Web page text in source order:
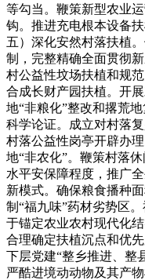
等勾当。鞭策新型农业
钩。推进充电根本设备
五）深化安然村落扶植
制，完整精确全面贯彻
村公益性坟场扶植和规
合成长财产园扶植。开
地“非粮化”整改和撂荒
科学论证。成立对村落
村落公益性岗亭开辟办
地“非农化”。鞭策村落
水平安保障程度，推广
新模式。确保粮食播种
制“福九味”药材劣势区
于锚定农业农村现代化
合理确定扶植沉点和优
下层党建“整乡推进、整
严酷进境动动物及其产